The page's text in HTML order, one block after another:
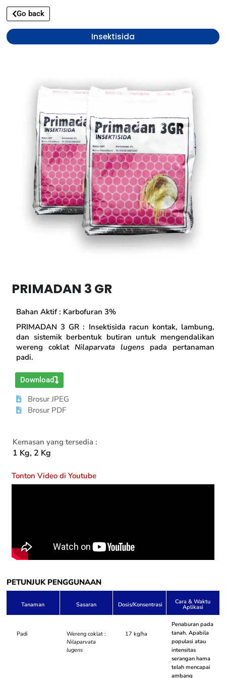
Go back
Insektisida
PRIMADAN 3 GR
Bahan Aktif : Karbofuran 3%
PRIMADAN 3 GR : Insektisida racun kontak, lambung,
dan sistemik berbentuk butiran untuk mengendalikan
wereng coklat Nilaparvata lugens pada pertanaman
padi.
Download
Brosur JPEG
Brosur PDF
Kemasan yang tersedia :
1 Kg, 2 Kg
Tonton Video di Youtube
PETUNJUK PENGGUNAAN
Tanaman Sasaran Dosis/Konsentrasi Cara & Waktu
Aplikasi
Padi
Wereng coklat :
Nilaparvata
lugens
17 kg/ha
Penaburan pada
tanah. Apabila
populasi atau
intensitas
serangan hama
telah mencapai
ambang